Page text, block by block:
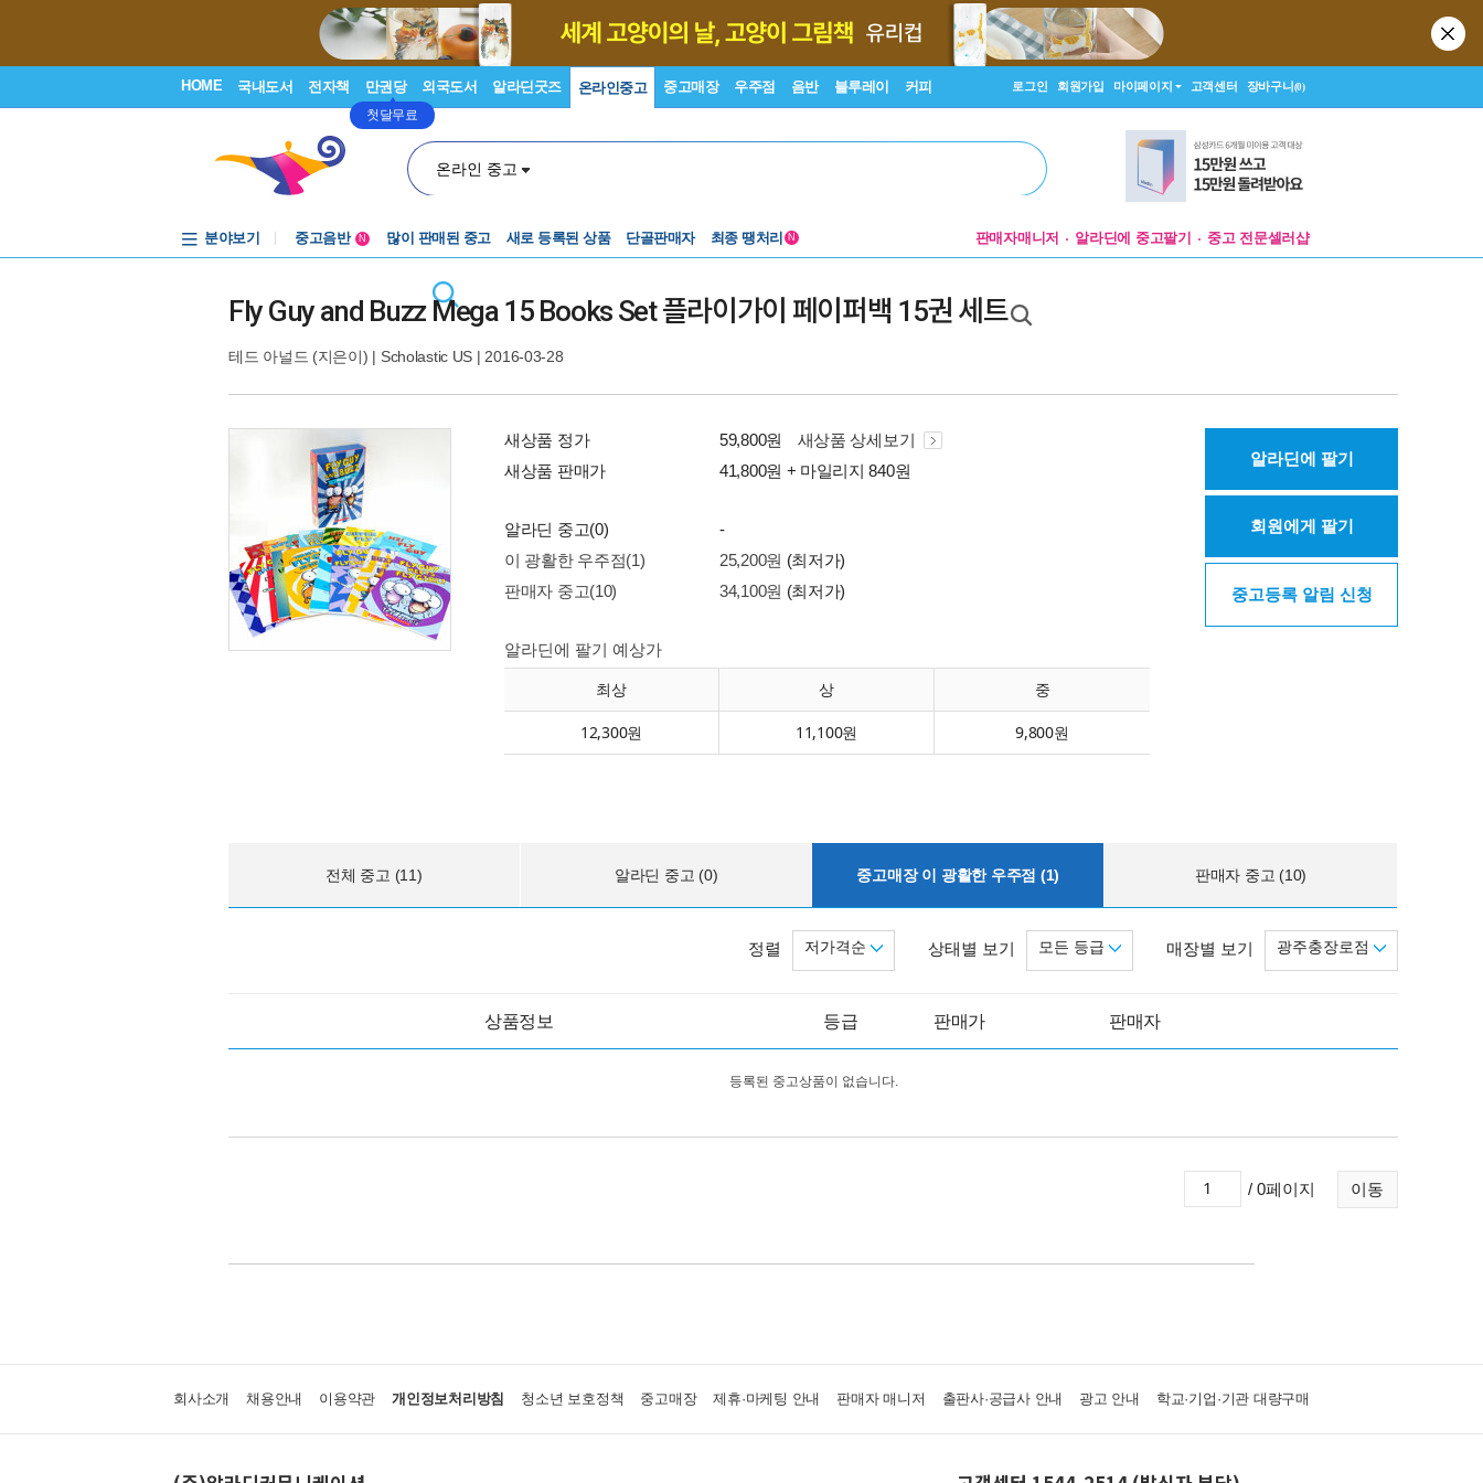
HOME 국내도서 전자책 만권당
첫달무료
외국도서 알라딘굿즈 온라인중고 중고매장 우주점 음반 블루레이 커피 로그인 회원가입 마이페이지 고객센터 장바구니(0)
온라인 중고
분야보기
중고음반
N 많이 판매된 중고 새로 등록된 상품 단골판매자 최종 땡처리 N 판매자매니저 알라딘에 중고팔기 중고 전문셀러샵
Fly Guy and Buzz Mega 15 Books Set 플라이가이 페이퍼백 15권 세트
테드 아널드 (지은이) | Scholastic US | 2016-03-28
새상품 정가 59,800원
새상품 상세보기
새상품 판매가
41,800원 + 마일리지 840원
알라딘 중고(0)
-
이 광활한 우주점(1)
25,200원 (최저가)
판매자 중고(10)
34,100원 (최저가)
알라딘에 팔기 예상가
최상 상 중
12,300원 11,100원 9,800원
알라딘에 팔기
회원에게 팔기
중고등록 알림 신청
전체 중고 (11) 알라딘 중고 (0) 중고매장 이 광활한 우주점 (1) 판매자 중고 (10)
매장별 보기 광주충장로점
상태별 보기 모든 등급
정렬 저가격순
상품정보 등급 판매가 판매자
등록된 중고상품이 없습니다.
이동
/ 0페이지
회사소개 채용안내 이용약관 개인정보처리방침 청소년 보호정책 중고매장 제휴·마케팅 안내 판매자 매니저 출판사·공급사 안내 광고 안내 학교·기업·기관 대량구매